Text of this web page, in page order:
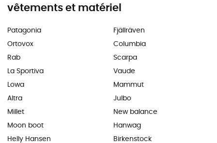
vêtements et matériel
Patagonia
Ortovox
Rab
La Sportiva
Lowa
Altra
Millet
Moon boot
Helly Hansen
Fjällräven
Columbia
Scarpa
Vaude
Mammut
Julbo
New balance
Hanwag
Birkenstock